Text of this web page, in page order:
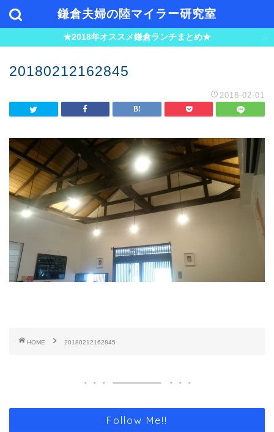
鎌倉夫婦の陸マイラー研究室
★2018年オススメ鎌倉ランチまとめ★
20180212162845
2018-02-01
HOME 20180212162845
Follow Me!!